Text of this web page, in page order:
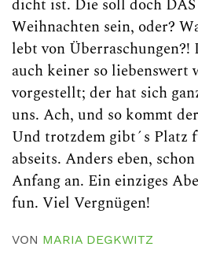
dicht ist. Die soll doch
Weihnachten sein, oder?
lebt von Überraschungen?!
auch keiner so liebenswert
vorgestellt; der hat sich
uns. Ach, und so kommt
Und trotzdem gibt´s Platz
abseits. Anders eben,
Anfang an. Ein einziges
fun. Viel Vergnügen!
VON MARIA DEGKWITZ